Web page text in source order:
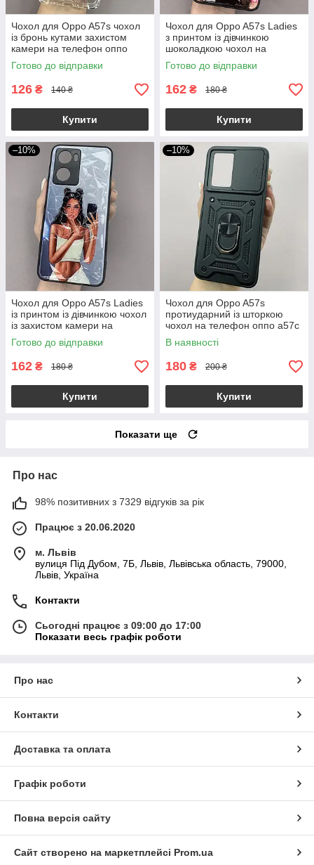
Чохол для Oppo A57s чохол
із бронь кутами захистом
камери на телефон оппо
а57с прозорий ttp
Готово до відправки
126 ₴ 140 ₴
Купити
Чохол для Oppo A57s Ladies
з принтом із дівчинкою
шоколадкою чохол на
телефон оппо а57с білий
Готово до відправки
162 ₴ 180 ₴
Купити
–10%
Чохол для Oppo A57s Ladies
із принтом із дівчинкою чохол
із захистом камери на
телефон оппо а57с сірий
Готово до відправки
162 ₴ 180 ₴
Купити
–10%
Чохол для Oppo A57s
протиударний із шторкою
чохол на телефон оппо а57с
чорний crt
В наявності
180 ₴ 200 ₴
Купити
Показати ще
Про нас
98% позитивних з 7329 відгуків за рік
Працює з 20.06.2020
м. Львів
вулиця Під Дубом, 7Б, Львів, Львівська область, 79000,
Львів, Україна
Контакти
Сьогодні працює з 09:00 до 17:00
Показати весь графік роботи
Про нас
Контакти
Доставка та оплата
Графік роботи
Повна версія сайту
Сайт створено на маркетплейсі Prom.ua